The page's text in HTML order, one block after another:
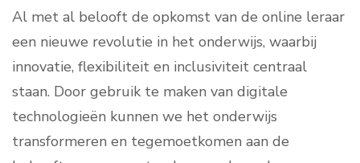
Al met al belooft de opkomst van de online leraar
een nieuwe revolutie in het onderwijs, waarbij
innovatie, flexibiliteit en inclusiviteit centraal
staan. Door gebruik te maken van digitale
technologieën kunnen we het onderwijs
transformeren en tegemoetkomen aan de